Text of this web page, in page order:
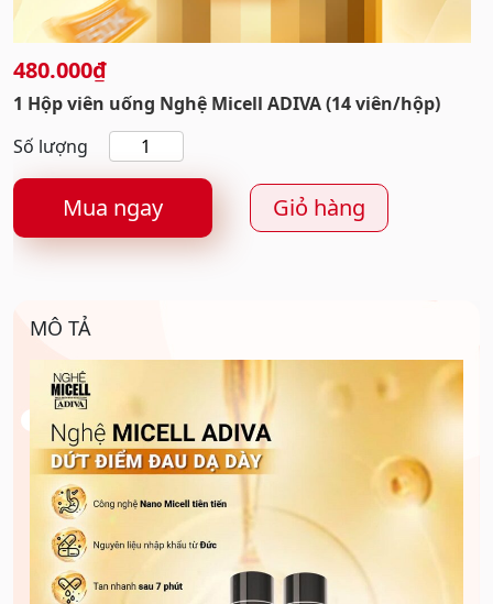
1 Hộp viên uống Nghệ Micell ADIVA (14 viên/hộp)
480.000₫
Hộp
uống
Nghệ
viên/hộp)
Mua ngay Giỏ hàng
MÔ TẢ